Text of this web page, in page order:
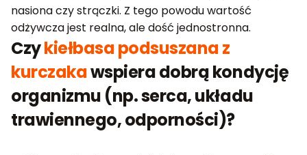
nasiona czy strączki. Z tego powodu wartość
odżywcza jest realna, ale dość jednostronna.
Czykiełbasa podsuszana z
kurczakawspiera dobrą kondycję
organizmu (np. serca, układu
trawiennego, odporności)?